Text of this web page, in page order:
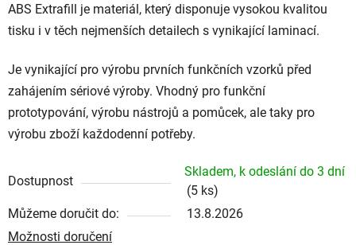
ABS Extrafill je materiál, který disponuje vysokou kvalitou
tisku i v těch nejmenších detailech s vynikající laminací.
Je vynikající pro výrobu prvních funkčních vzorků před
zahájením sériové výroby. Vhodný pro funkční
prototypování, výrobu nástrojů a pomůcek, ale taky pro
výrobu zboží každodenní potřeby.
Dostupnost
Skladem, k odeslání do 3 dní
(5 ks)
Můžeme doručit do:
13.8.2026
Možnosti doručení